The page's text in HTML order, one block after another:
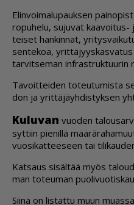
Elin­voi­ma­lu­pauk­sen
ro­pu­he­lu, su­ju­vat
tei­set han­kin­nat,
sen­te­koa,
tar­vit­se­man inf­rast­ruk­tuu­rin
Ta­voit­tei­den to­teu­tu­mis­ta
don ja yrit­tä­jäyh­dis­tyk­sen
Ku­lu­van vuo­den
syt­tiin pie­nil­lä
vuo­si­kat­tee­seen tai
Kat­saus si­säl­tää myös
man to­teu­man
Sii­nä on lis­tat­tu muun